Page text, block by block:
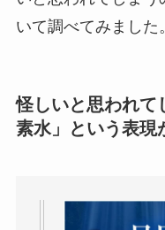
いて調べてみました。
怪しいと思われ
素水」という表現